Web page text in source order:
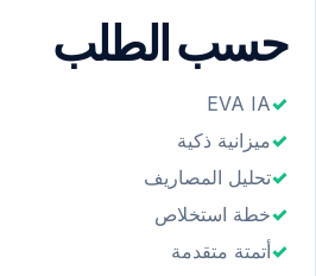
حسب الطلب
EVA IA
ميزانية ذكية
تحليل المصاريف
خطة استخلاص
أتمتة متقدمة